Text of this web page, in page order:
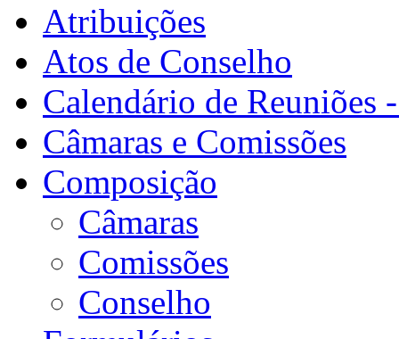
Atribuições
Atos de Conselho
Calendário de Reuniões
Câmaras e Comissões
Composição
Câmaras
Comissões
Conselho